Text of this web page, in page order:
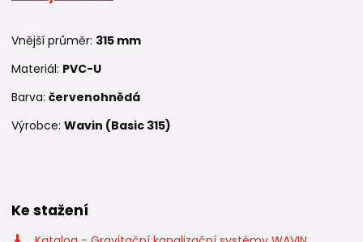
Vnější průměr: 315 mm
Materiál: PVC-U
Barva: červenohnědá
Výrobce: Wavin (Basic 315)
Ke stažení